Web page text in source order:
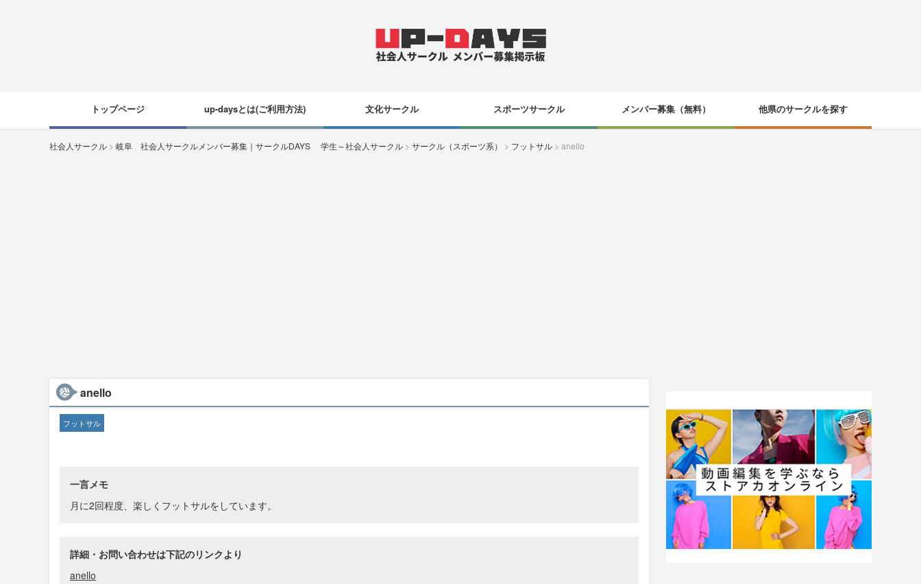
トップページ up-daysとは(ご利用方法) 文化サークル スポーツサークル メンバー募集（無料） 他県のサークルを探す
社会人サークル > 岐阜 社会人サークルメンバー募集｜サークルDAYS 学生～社会人サークル > サークル（スポーツ系） > フットサル > anello
anello
フットサル
一言メモ
月に2回程度、楽しくフットサルをしています。
詳細・お問い合わせは下記のリンクより
anello